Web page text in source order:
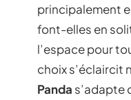
principalement
font-elles en
l’espace pour
choix s’éclaircit
Panda s’adapte